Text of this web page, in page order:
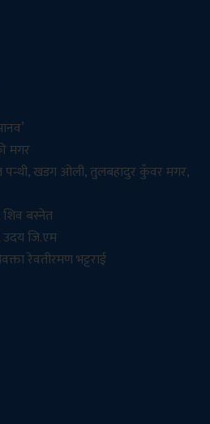
मगर
पन्थी, खडग ओली, तुलबहादुर कुँवर मगर,
शिव बस्नेत
उदय जि.एम
रेवतीरमण भट्टराई